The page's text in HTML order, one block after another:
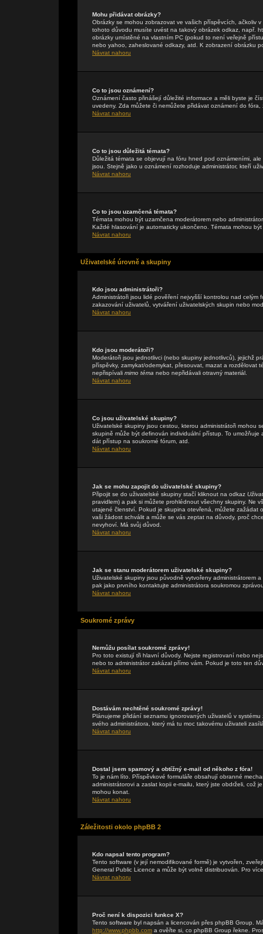
Mohu přidávat obrázky?
Obrázky se mohou zobrazovat ve vašich příspěvcích, ačkoliv
tohoto důvodu musíte uvést na takový obrázek odkaz, např.
obrázky umístěné na vlastním PC (pokud to není veřejně
nebo yahoo, zaheslované odkazy, atd. K zobrazení obrázku
Návrat nahoru
Co to jsou oznámení?
Oznámení často přinášejí důležité informace a měli byste je
uvedeny. Zda můžete či nemůžete přidávat oznámení do
Návrat nahoru
Co to jsou důležitá témata?
Důležitá témata se objevují na fóru hned pod oznámeními,
jsou. Stejně jako u oznámení rozhoduje administrátor, kteří
Návrat nahoru
Co to jsou uzamčená témata?
Témata mohou být uzamčena moderátorem nebo
Každé hlasování je automaticky ukončeno. Témata mohou
Návrat nahoru
Uživatelské úrovně a skupiny
Kdo jsou administrátoři?
Administrátoři jsou lidé pověření nejvyšší kontrolou nad
zakazování uživatelů, vytváření uživatelských skupin nebo
Návrat nahoru
Kdo jsou moderátoři?
Moderátoři jsou jednotlivci (nebo skupiny jednotlivců), jejichž
příspěvky, zamykat/odemykat, přesouvat, mazat a rozdělovat
nepřispívali mimo téma nebo nepřidávali otravný materiál.
Návrat nahoru
Co jsou uživatelské skupiny?
Uživatelské skupiny jsou cestou, kterou administrátoři mohou
skupině může být definován individuální přístup. To
dát přístup na soukromé fórum, atd.
Návrat nahoru
Jak se mohu zapojit do uživatelské skupiny?
Připojit se do uživatelské skupiny stačí kliknout na odkaz
pravidlem) a pak si můžete prohlédnout všechny skupiny. Ne
utajené členství. Pokud je skupina otevřená, můžete zažádat
vaši žádost schválit a může se vás zeptat na důvody, proč
nevyhoví. Má svůj důvod.
Návrat nahoru
Jak se stanu moderátorem uživatelské skupiny?
Uživatelské skupiny jsou původně vytvořeny administrátorem
pak jako prvního kontaktujte administrátora soukromou
Návrat nahoru
Soukromé zprávy
Nemůžu posílat soukromé zprávy!
Pro toto existují tři hlavní důvody. Nejste registrovaní nebo
nebo to administrátor zakázal přímo vám. Pokud je toto ten
Návrat nahoru
Dostávám nechtěné soukromé zprávy!
Plánujeme přidání seznamu ignorovaných uživatelů v
svého administrátora, který má tu moc takovému uživateli
Návrat nahoru
Dostal jsem spamový a obtížný e-mail od někoho z fóra!
To je nám líto. Příspěvkové formuláře obsahují obranné
administrátorovi a zaslat kopii e-mailu, který jste obdrželi, což
mohou konat.
Návrat nahoru
Záležitosti okolo phpBB 2
Kdo napsal tento program?
Tento software (v její nemodifikované formě) je vytvořen,
General Public Licence a může být volně distribuován. Pro
Návrat nahoru
Proč není k dispozici funkce X?
Tento software byl napsán a licencován přes phpBB Group.
http://www.phpbb.com a ověřte si, co phpBB Group řekne.